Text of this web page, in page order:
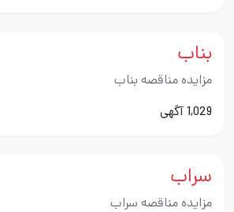
بناب
مزایده مناقصه بناب
1,029 آگهی
سراب
مزایده مناقصه سراب